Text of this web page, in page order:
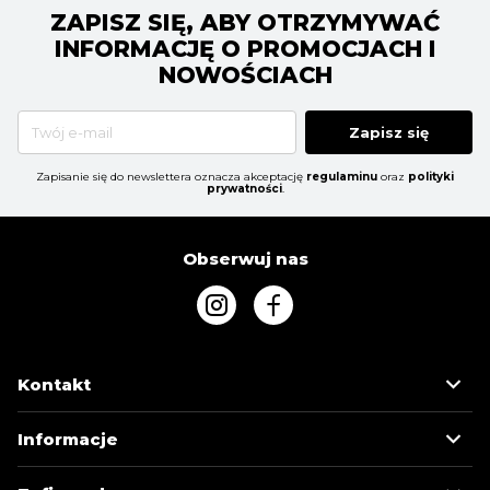
ZAPISZ SIĘ, ABY OTRZYMYWAĆ
INFORMACJĘ O PROMOCJACH I
NOWOŚCIACH
Zapisz się
Zapisanie się do newslettera oznacza akceptację regulaminu oraz polityki
prywatności.
Obserwuj nas
Kontakt
Informacje